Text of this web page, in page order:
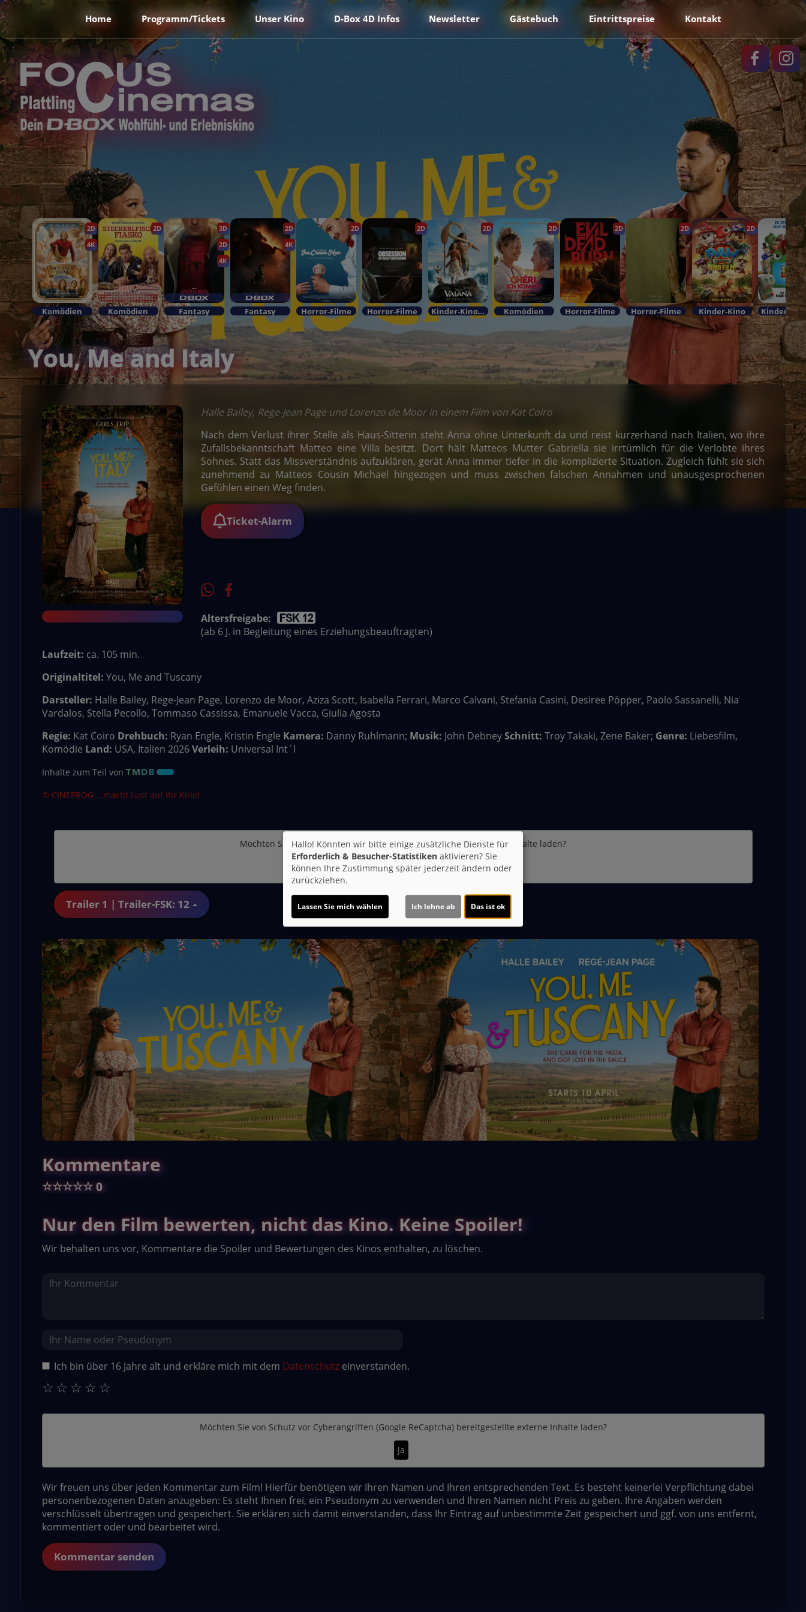
Home Programm/Tickets Unser Kino D-Box 4D Infos Newsletter Gästebuch Eintrittspreise Kontakt
2D
4K
Komödien
2D
Komödien
3D
2D
4K
Fantasy
2D
4K
Fantasy
2D
Horror-Filme
2D
Horror-Filme
2D
Kinder-KinoIm Bundesstart
2D
Komödien
2D
Horror-Filme
2D
Horror-Filme
2D
Kinder-Kino
You, Me and Italy
Halle Bailey, Rege-Jean Page und Lorenzo de Moor in einem Film von Kat Coiro
Nach dem Verlust ihrer Stelle als Haus-Sitterin steht Anna ohne Unterkunft da und reist kurzerhand nach Italien, wo ihre
Zufallsbekanntschaft Matteo eine Villa besitzt. Dort hält Matteos Mutter Gabriella sie irrtümlich für die Verlobte ihres
Sohnes. Statt das Missverständnis aufzuklären, gerät Anna immer tiefer in die komplizierte Situation. Zugleich fühlt sie sich
zunehmend zu Matteos Cousin Michael hingezogen und muss zwischen falschen Annahmen und unausgesprochenen
Gefühlen einen Weg finden.
Ticket-Alarm
Altersfreigabe:
(ab 6 J. in Begleitung eines Erziehungsbeauftragten)
Laufzeit: ca. 105 min.
Originaltitel: You, Me and Tuscany
Darsteller: Halle Bailey, Rege-Jean Page, Lorenzo de Moor, Aziza Scott, Isabella Ferrari, Marco Calvani, Stefania Casini, Desiree Pöpper, Paolo Sassanelli, Nia
Vardalos, Stella Pecollo, Tommaso Cassissa, Emanuele Vacca, Giulia Agosta
Regie: Kat Coiro Drehbuch: Ryan Engle, Kristin Engle Kamera: Danny Ruhlmann; Musik: John Debney Schnitt: Troy Takaki, Zene Baker; Genre: Liebesfilm,
Komödie Land: USA, Italien 2026 Verleih: Universal Int´l
Inhalte zum Teil von
© CINEPROG ...macht Lust auf Ihr Kino!
Möchten Sie vonYoutube (Trailer ansehen) bereitgestellte externe Inhalte laden?
Ja
Trailer 1 | Trailer-FSK: 12
Kommentare
☆☆☆☆☆ 0
Nur den Film bewerten, nicht das Kino. Keine Spoiler!
Wir behalten uns vor, Kommentare die Spoiler und Bewertungen des Kinos enthalten, zu löschen.
Ich bin über 16 Jahre alt und erkläre mich mit dem Datenschutzeinverstanden.
☆
☆
☆
☆
☆
Möchten Sie von Schutz vor Cyberangriffen (Google ReCaptcha)bereitgestellte externe Inhalte laden?
Ja
Wir freuen uns über jeden Kommentar zum Film! Hierfür benötigen wir Ihren Namen und Ihren entsprechenden Text. Es besteht keinerlei Verpflichtung dabei
personenbezogenen Daten anzugeben: Es steht Ihnen frei, ein Pseudonym zu verwenden und Ihren Namen nicht Preis zu geben. Ihre Angaben werden
verschlüsselt übertragen und gespeichert. Sie erklären sich damit einverstanden, dass Ihr Eintrag auf unbestimmte Zeit gespeichert und ggf. von uns entfernt,
kommentiert oder und bearbeitet wird.
Kommentar senden
Hallo! Könnten wir bitte einige zusätzliche Dienste für
Erforderlich & Besucher-Statistiken aktivieren? Sie
können Ihre Zustimmung später jederzeit ändern oder
zurückziehen.
Lassen Sie mich wählen Ich lehne ab Das ist ok